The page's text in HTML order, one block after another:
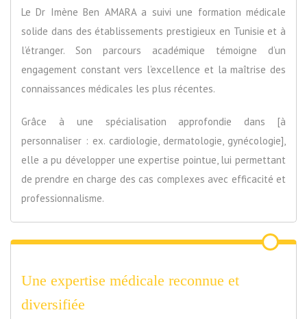
Le Dr Imène Ben AMARA a suivi une formation médicale
solide dans des établissements prestigieux en Tunisie et à
l’étranger. Son parcours académique témoigne d’un
engagement constant vers l’excellence et la maîtrise des
connaissances médicales les plus récentes.
Grâce à une spécialisation approfondie dans [à
personnaliser : ex. cardiologie, dermatologie, gynécologie],
elle a pu développer une expertise pointue, lui permettant
de prendre en charge des cas complexes avec efficacité et
professionnalisme.
Une expertise médicale reconnue et
diversifiée